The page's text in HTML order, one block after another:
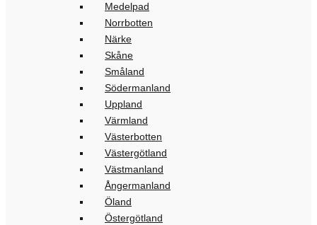
Medelpad
Norrbotten
Närke
Skåne
Småland
Södermanland
Uppland
Värmland
Västerbotten
Västergötland
Västmanland
Ångermanland
Öland
Östergötland